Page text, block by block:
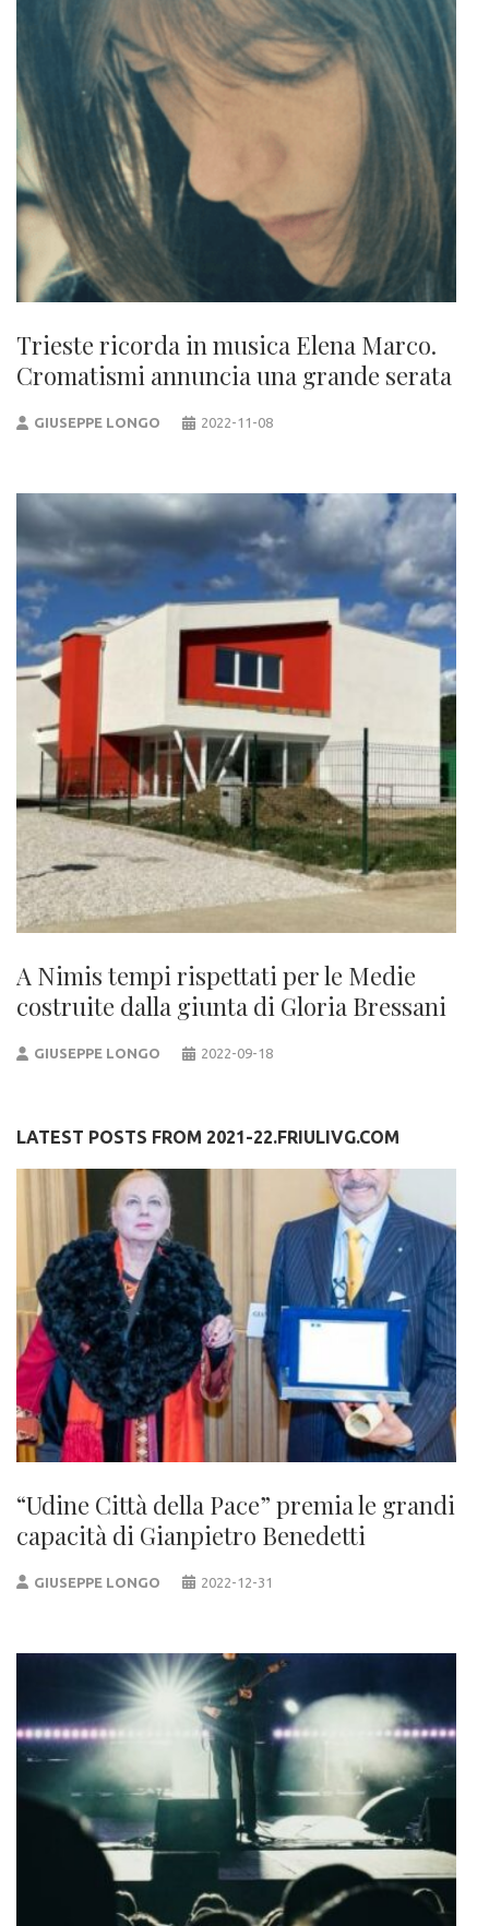
Trieste ricorda in musica Elena Marco.
Cromatismi annuncia una grande serata
GIUSEPPE LONGO 2022-11-08
A Nimis tempi rispettati per le Medie
costruite dalla giunta di Gloria Bressani
GIUSEPPE LONGO 2022-09-18
LATEST POSTS FROM 2021-22.FRIULIVG.COM
“Udine Città della Pace” premia le grandi
capacità di Gianpietro Benedetti
GIUSEPPE LONGO 2022-12-31